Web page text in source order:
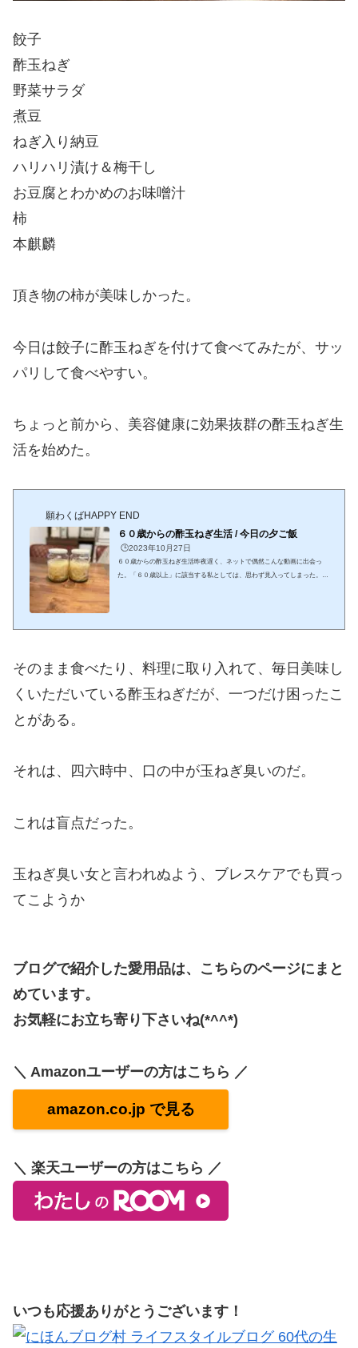
餃子
酢玉ねぎ
野菜サラダ
煮豆
ねぎ入り納豆
ハリハリ漬け＆梅干し
お豆腐とわかめのお味噌汁
柿
本麒麟
頂き物の柿が美味しかった。
今日は餃子に酢玉ねぎを付けて食べてみたが、サッ
パリして食べやすい。
ちょっと前から、美容健康に効果抜群の酢玉ねぎ生
活を始めた。
願わくばHAPPY END
６０歳からの酢玉ねぎ生活 / 今日の夕ご飯
🕒️2023年10月27日
６０歳からの酢玉ねぎ生活昨夜遅く、ネットで偶然こんな動画に出会っ
た。「６０歳以上」に該当する私としては、思わず見入ってしまった。サ
これを見たらもう、酢玉ねぎを作ることで頭がいっぱいになり、早速、今
そのまま食べたり、料理に取り入れて、毎日美味し
くいただいている酢玉ねぎだが、一つだけ困ったこ
とがある。
それは、四六時中、口の中が玉ねぎ臭いのだ。
これは盲点だった。
玉ねぎ臭い女と言われぬよう、ブレスケアでも買っ
てこようか
ブログで紹介した愛用品は、こちらのページにまと
めています。
お気軽にお立ち寄り下さいね(*^^*)
＼ Amazonユーザーの方はこちら ／
amazon.co.jp で見る
＼ 楽天ユーザーの方はこちら ／
いつも応援ありがとうございます！